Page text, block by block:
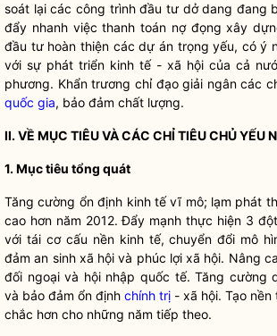
soát lại các công trình đầu tư dở dang đang
đẩy nhanh việc thanh toán nợ đọng xây
đầu tư hoàn thiện các dự án trọng yếu, có ý
với sự phát triển kinh tế - xã hội của cả
phương. Khẩn trương chỉ đạogiải ngân các
quốc gia, bảo đảm chất lượng.
II.VỀ MỤC TIÊU VÀ CÁC CHỈ TIÊU CHỦ YẾU
1.Mục tiêu tổng quát
Tăng cường ổn định kinh tế vĩ mô; lạm phát
cao hơn năm 2012. Đẩy mạnh thực hiện 3
với tái cơ cấu nền kinh tế, chuyển đổi mô
đảm an sinh xã hội và phúc lợi xã hội. Nâng
đối ngoại và hội nhập quốc tế. Tăng cường
và bảo đảm ổn định chính trị - xã hội. Tạo
chắc hơn cho những năm tiếp theo.